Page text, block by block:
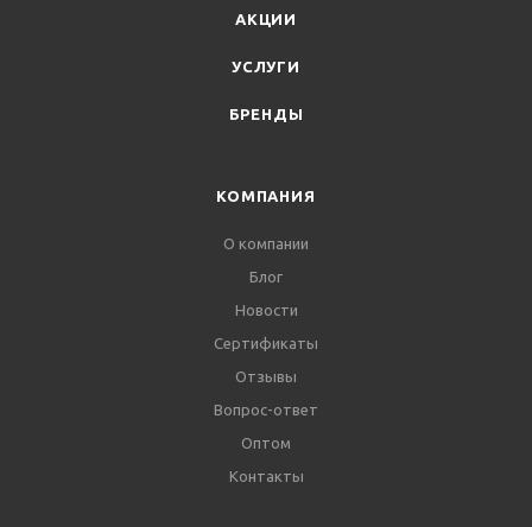
АКЦИИ
УСЛУГИ
БРЕНДЫ
КОМПАНИЯ
О компании
Блог
Новости
Сертификаты
Отзывы
Вопрос-ответ
Оптом
Контакты